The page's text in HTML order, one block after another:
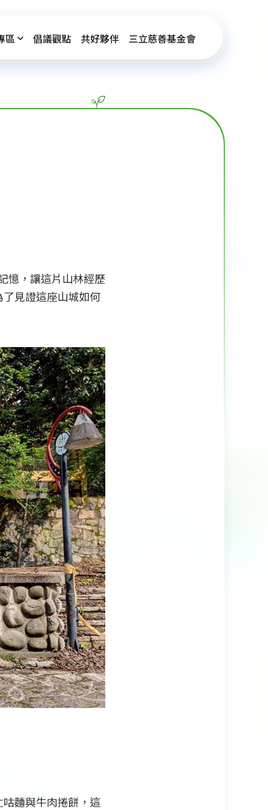
區 倡議觀點 共好夥伴 三立慈善基金會
憶，讓這片山林經歷
見證這座山城如何
麵與牛肉捲餅，這